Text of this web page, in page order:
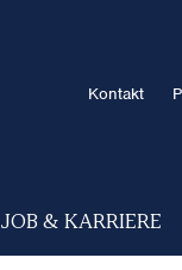
Kontakt
JOB & KARRIERE